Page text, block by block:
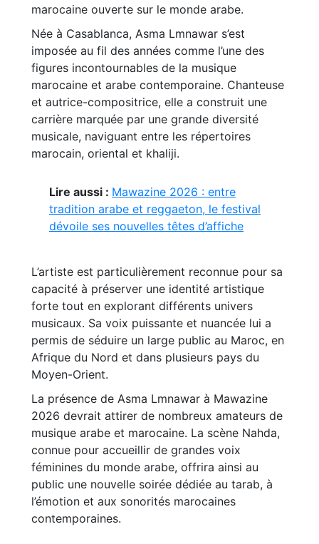
marocaine ouverte sur le monde arabe.
Née à Casablanca, Asma Lmnawar s’est
imposée au fil des années comme l’une des
figures incontournables de la musique
marocaine et arabe contemporaine. Chanteuse
et autrice-compositrice, elle a construit une
carrière marquée par une grande diversité
musicale, naviguant entre les répertoires
marocain, oriental et khaliji.
Lire aussi : Mawazine 2026 : entre
tradition arabe et reggaeton, le festival
dévoile ses nouvelles têtes d’affiche
L’artiste est particulièrement reconnue pour sa
capacité à préserver une identité artistique
forte tout en explorant différents univers
musicaux. Sa voix puissante et nuancée lui a
permis de séduire un large public au Maroc, en
Afrique du Nord et dans plusieurs pays du
Moyen-Orient.
La présence de Asma Lmnawar à Mawazine
2026 devrait attirer de nombreux amateurs de
musique arabe et marocaine. La scène Nahda,
connue pour accueillir de grandes voix
féminines du monde arabe, offrira ainsi au
public une nouvelle soirée dédiée au tarab, à
l’émotion et aux sonorités marocaines
contemporaines.